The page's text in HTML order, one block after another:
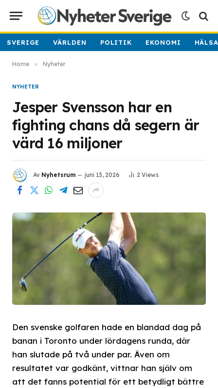
SVERIGE VÄRLDEN POLITIK EKONOMI
Home » Nyheter
NYHETER
Jesper Svensson har en
fighting chans då segern är
värd 16 miljoner
Av Nyhetsrum juni 13, 2026 2 Views
Den svenske golfaren hade en blandad dag på
banan i Toronto under lördagens runda, där
han slutade på två under par. Även om
resultatet var godkänt, vittnar han själv om
att det fanns potential för ett betydligt bättre